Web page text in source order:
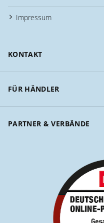
Impressum
KONTAKT
FÜR HÄNDLER
PARTNER & VERBÄNDE